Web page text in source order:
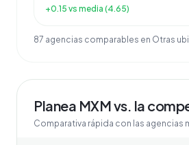
+0.15 vs media (4.65)
87 agencias comparables en Otras
Planea MXMvs. la
Comparativa rápida con las agencias